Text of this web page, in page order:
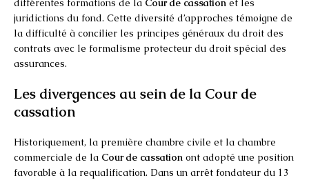
différentes formations de la Cour de cassation et les
juridictions du fond. Cette diversité d’approches témoigne de
la difficulté à concilier les principes généraux du droit des
contrats avec le formalisme protecteur du droit spécial des
assurances.
Les divergences au sein de la Cour de
cassation
Historiquement, la première chambre civile et la chambre
commerciale de la Cour de cassation ont adopté une position
favorable à la requalification. Dans un arrêt fondateur du 13